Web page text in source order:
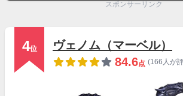
スポンサーリンク
4位
ヴェノム（マーベル）
84.6点 (166人が